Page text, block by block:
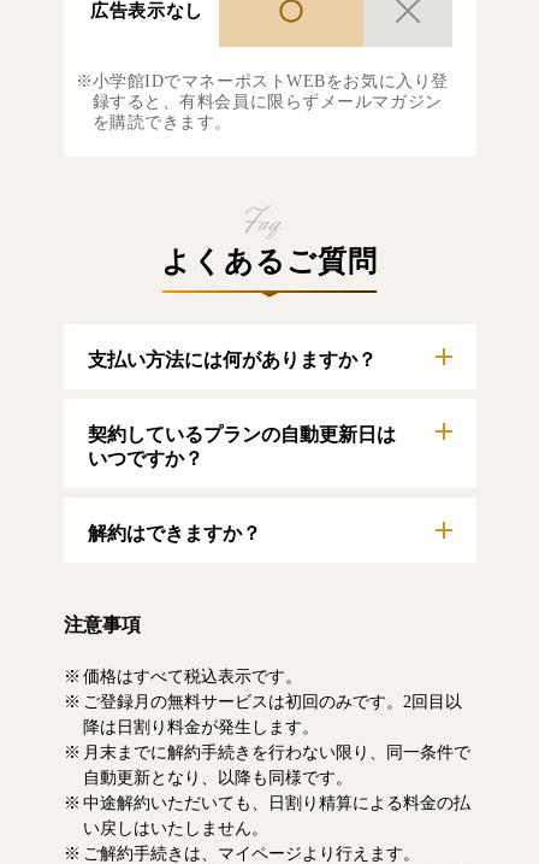
広告表示なし
小学館IDでマネーポストWEBをお気に入り登
録すると、有料会員に限らずメールマガジン
を購読できます。
よくあるご質問
支払い方法には何がありますか？
す。
【クレジットカード】
契約しているプランの自動更新日は
いつですか？
ンのご利用期間は、マイページにてご確認い
解約はできますか？
事をお読みいただけます。なお、日割り清算
注意事項
価格はすべて税込表示です。
ご登録月の無料サービスは初回のみです。2回目以
降は日割り料金が発生します。
月末までに解約手続きを行わない限り、同一条件で
自動更新となり、以降も同様です。
中途解約いただいても、日割り精算による料金の払
い戻しはいたしません。
ご解約手続きは、マイページより行えます。